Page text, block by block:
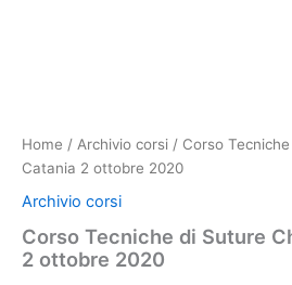
Home / Archivio corsi / Corso
Catania 2 ottobre 2020
Archivio corsi
Corso Tecniche di Suture
2 ottobre 2020